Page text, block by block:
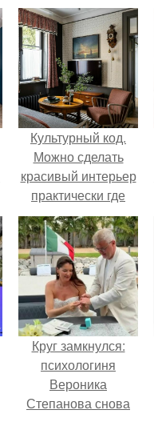
Культурный код.
Можно сделать
красивый интерьер
практически где
угодно.
Круг замкнулся:
психологиня
Вероника
Степанова снова